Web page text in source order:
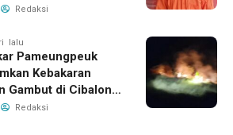
Polisi
Redaksi
lalu
Pameungpeuk
Kebakaran
Gambut di Cibalong,
Warga
Redaksi